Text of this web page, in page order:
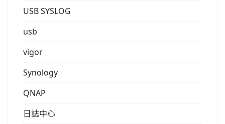
USB SYSLOG
usb
vigor
Synology
QNAP
日誌中心